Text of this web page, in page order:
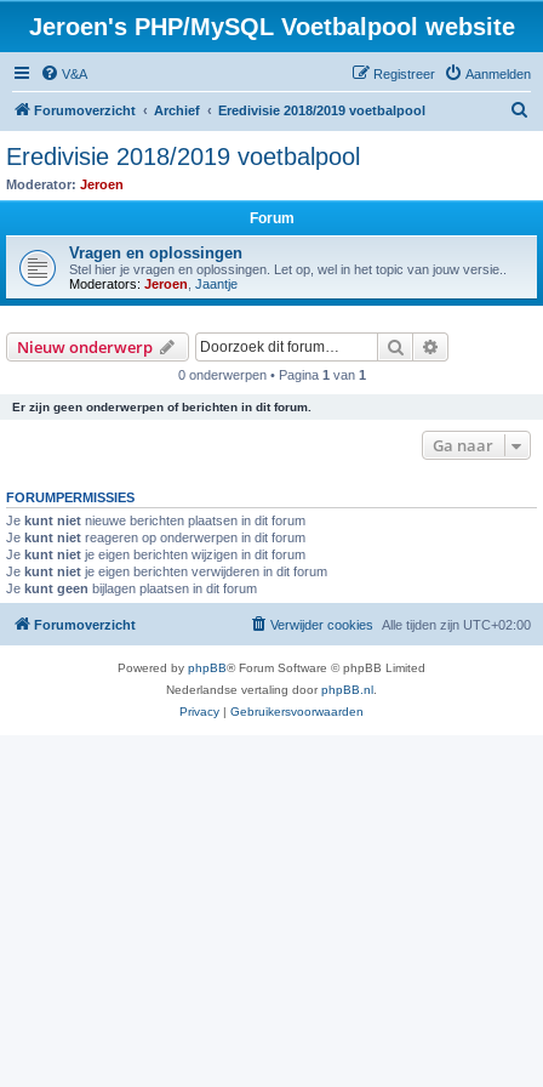
Jeroen's PHP/MySQL Voetbalpool website
V&A Aanmelden
Registreer
Forumoverzicht Archief Eredivisie 2018/2019 voetbalpool
Eredivisie 2018/2019 voetbalpool
Moderator: Jeroen
Forum
Vragen en oplossingen
Stel hier je vragen en oplossingen. Let op, wel in het topic van jouw versie..
Moderators: Jeroen Jaantje
Nieuw onderwerp Zoek
0 onderwerpen • Pagina 1 van 1
Er zijn geen onderwerpen of berichten in dit forum.
Ga naar
FORUMPERMISSIES
Je kunt niet nieuwe berichten plaatsen in dit forum
Je kunt niet reageren op onderwerpen in dit forum
Je kunt niet je eigen berichten wijzigen in dit forum
Je kunt niet je eigen berichten verwijderen in dit forum
Je kunt geen bijlagen plaatsen in dit forum
Forumoverzicht Alle tijden zijn UTC+02:00
Verwijder cookies
Powered by phpBB® Forum Software © phpBB Limited
Nederlandse vertaling doorphpBB.nl
Privacy | Gebruikersvoorwaarden